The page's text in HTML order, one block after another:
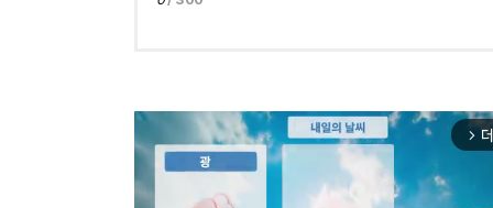
arrow_forward_ios